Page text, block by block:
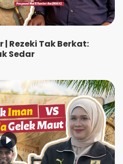
Rezeki Tak Berkat:
Sedar